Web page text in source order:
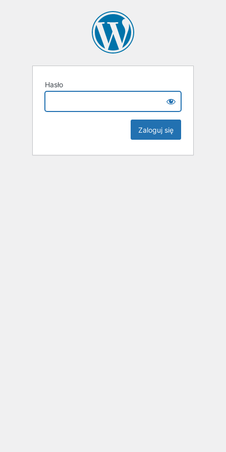
Hasło